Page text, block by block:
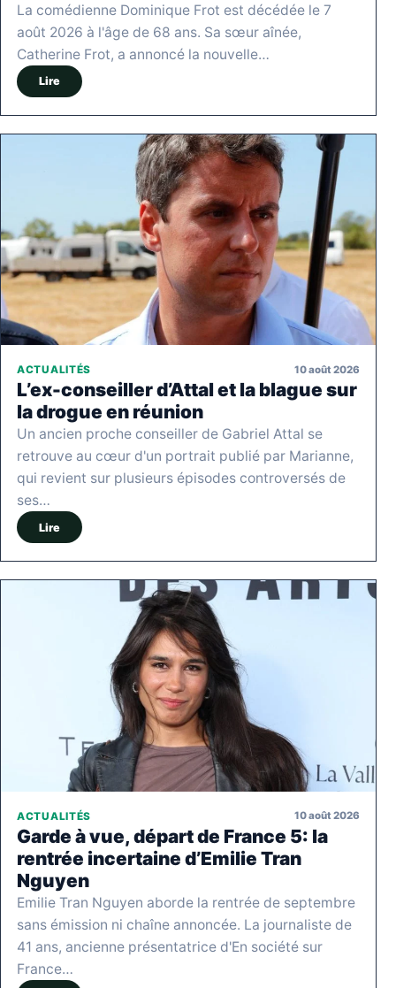
La comédienne Dominique Frot est décédée le 7
août 2026 à l'âge de 68 ans. Sa sœur aînée,
Catherine Frot, a annoncé la nouvelle…
Lire
ACTUALITÉS 10 août 2026
L’ex-conseiller d’Attal et la blague sur
la drogue en réunion
Un ancien proche conseiller de Gabriel Attal se
retrouve au cœur d'un portrait publié par Marianne,
qui revient sur plusieurs épisodes controversés de
ses…
Lire
ACTUALITÉS 10 août 2026
Garde à vue, départ de France 5: la
rentrée incertaine d’Emilie Tran
Nguyen
Emilie Tran Nguyen aborde la rentrée de septembre
sans émission ni chaîne annoncée. La journaliste de
41 ans, ancienne présentatrice d'En société sur
France…